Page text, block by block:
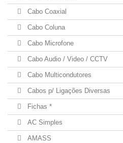
Cabo Coaxial
Cabo Coluna
Cabo Microfone
Cabo Audio / Video / CCTV
Cabo Multicondutores
Cabos p/ Ligações Diversas
Fichas *
AC Simples
AMASS